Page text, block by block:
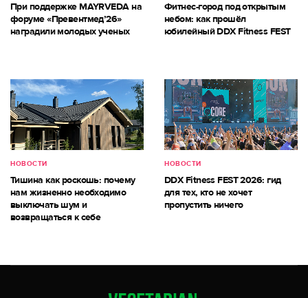
При поддержке MAYRVEDA на
форуме «Превентмед’26»
наградили молодых ученых
Фитнес-город под открытым
небом: как прошёл
юбилейный DDX Fitness FEST
НОВОСТИ
Тишина как роскошь: почему
нам жизненно необходимо
выключать шум и
возвращаться к себе
НОВОСТИ
DDX Fitness FEST 2026: гид
для тех, кто не хочет
пропустить ничего